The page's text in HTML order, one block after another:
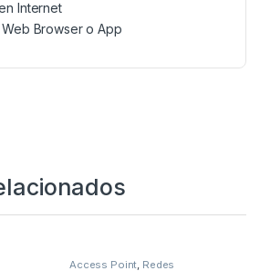
Internet
Browser o App
Access Point, Redes